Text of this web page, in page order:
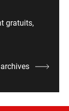
gratuits,